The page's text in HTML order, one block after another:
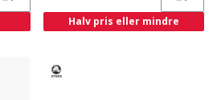
Halv pris eller mindre